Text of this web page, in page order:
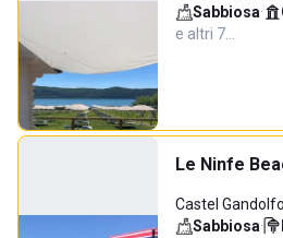
Sabbiosa·
e altri 7…
Le Ninfe
Castel Gandolfo
Sabbiosa·